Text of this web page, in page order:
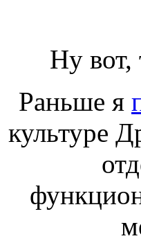
Ну
Раньше я
культуре